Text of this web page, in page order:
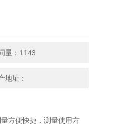
量：1143
地址：
方便快捷，测量使用方